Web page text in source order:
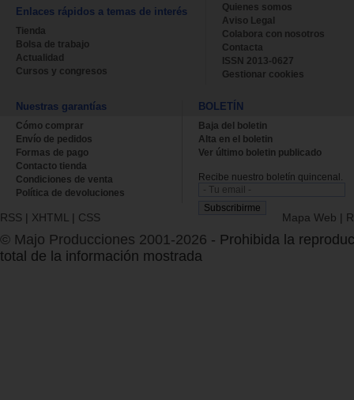
Enlaces rápidos a temas de interés
Tienda
Bolsa de trabajo
Actualidad
Cursos y congresos
Quienes somos
Aviso Legal
Colabora con nosotros
Contacta
ISSN 2013-0627
Gestionar cookies
Nuestras garantías
Cómo comprar
Envío de pedidos
Formas de pago
Contacto tienda
Condiciones de venta
Política de devoluciones
BOLETÍN
Baja del boletin
Alta en el boletin
Ver último boletin publicado
Recibe nuestro boletín quincenal.
RSS | XHTML | CSS Mapa Web |
© Majo Producciones 2001-2026 - Prohibida la
total de la información mostrada